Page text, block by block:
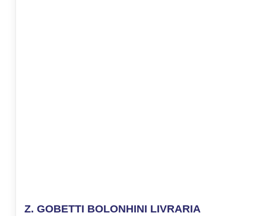
Z. GOBETTI BOLONHINI LIVRARIA